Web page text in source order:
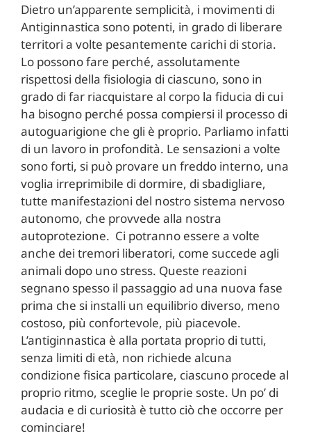
Dietro un’apparente semplicità, i movimenti di
Antiginnastica sono potenti, in grado di liberare
territori a volte pesantemente carichi di storia.
Lo possono fare perché, assolutamente
rispettosi della fisiologia di ciascuno, sono in
grado di far riacquistare al corpo la fiducia di cui
ha bisogno perché possa compiersi il processo di
autoguarigione che gli è proprio. Parliamo infatti
di un lavoro in profondità. Le sensazioni a volte
sono forti, si può provare un freddo interno, una
voglia irreprimibile di dormire, di sbadigliare,
tutte manifestazioni del nostro sistema nervoso
autonomo, che provvede alla nostra
autoprotezione. Ci potranno essere a volte
anche dei tremori liberatori, come succede agli
animali dopo uno stress. Queste reazioni
segnano spesso il passaggio ad una nuova fase
prima che si installi un equilibrio diverso, meno
costoso, più confortevole, più piacevole.
L’antiginnastica è alla portata proprio di tutti,
senza limiti di età, non richiede alcuna
condizione fisica particolare, ciascuno procede al
proprio ritmo, sceglie le proprie soste. Un po’ di
audacia e di curiosità è tutto ciò che occorre per
cominciare!